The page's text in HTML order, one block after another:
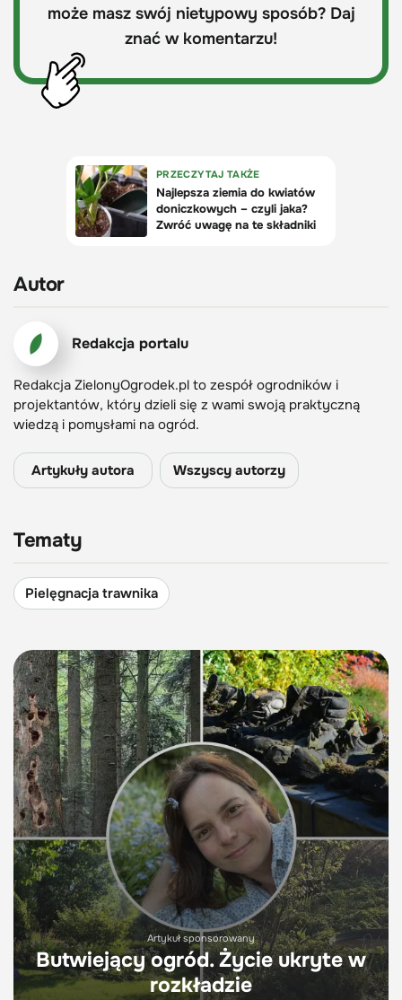
może masz swój nietypowy sposób? Daj
znać w komentarzu!
Autor
Redakcja portalu
Redakcja ZielonyOgrodek.pl to zespół ogrodników i
projektantów, który dzieli się z wami swoją praktyczną
wiedzą i pomysłami na ogród.
Artykuły autora Wszyscy autorzy
Tematy
Pielęgnacja trawnika
Artykuł sponsorowany
Butwiejący ogród. Życie ukryte w
rozkładzie